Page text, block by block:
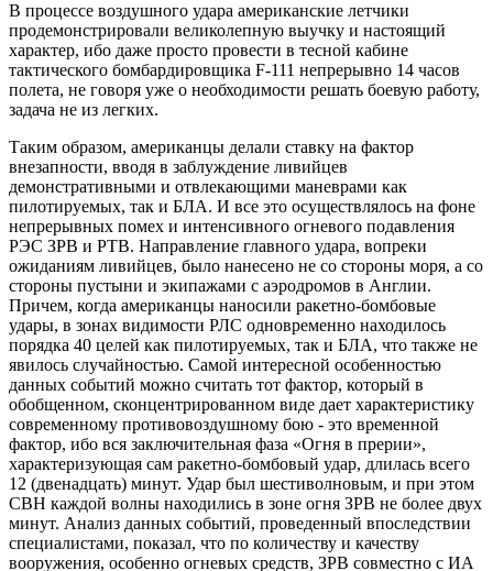
В процессе воздушного удара американские летчики
продемонстрировали великолепную выучку и настоящий
характер, ибо даже просто провести в тесной кабине
тактического бомбардировщика F-111 непрерывно 14 часов
полета, не говоря уже о необходимости решать боевую работу,
задача не из легких.
Таким образом, американцы делали ставку на фактор
внезапности, вводя в заблуждение ливийцев
демонстративными и отвлекающими маневрами как
пилотируемых, так и БЛА. И все это осуществлялось на фоне
непрерывных помех и интенсивного огневого подавления
РЭС ЗРВ и РТВ. Направление главного удара, вопреки
ожиданиям ливийцев, было нанесено не со стороны моря, а со
стороны пустыни и экипажами с аэродромов в Англии.
Причем, когда американцы наносили ракетно-бомбовые
удары, в зонах видимости РЛС одновременно находилось
порядка 40 целей как пилотируемых, так и БЛА, что также не
явилось случайностью. Самой интересной особенностью
данных событий можно считать тот фактор, который в
обобщенном, сконцентрированном виде дает характеристику
современному противовоздушному бою - это временной
фактор, ибо вся заключительная фаза «Огня в прерии»,
характеризующая сам ракетно-бомбовый удар, длилась всего
12 (двенадцать) минут. Удар был шестиволновым, и при этом
СВН каждой волны находились в зоне огня ЗРВ не более двух
минут. Анализ данных событий, проведенный впоследствии
специалистами, показал, что по количеству и качеству
вооружения, особенно огневых средств, ЗРВ совместно с ИА